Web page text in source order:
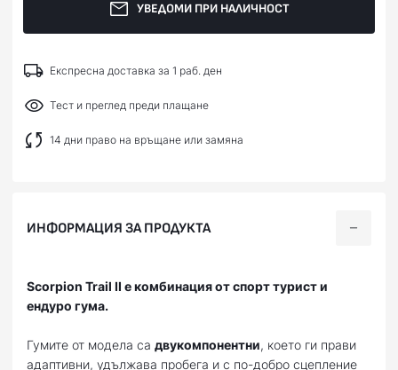
УВЕДОМИ ПРИ НАЛИЧНОСТ
Експресна доставка за 1 раб. ден
Тест и преглед преди плащане
14 дни право на връщане или замяна
ИНФОРМАЦИЯ ЗА ПРОДУКТА
Scorpion Trail II е комбинация от спорт турист и
ендуро гума.
Гумите от модела са двукомпонентни, което ги прави
адаптивни, удължава пробега и с по-добро сцепление